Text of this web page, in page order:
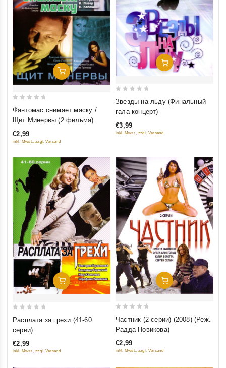
Добавить В Корзину
5
Фантомас снимает маску /
Щит Минервы (2 фильма)
€2,99
inkl. Mwst., zzgl. Versand
Добавить В Корзину
5
Звезды на льду (Финальный
гала-концерт)
€3,99
inkl. Mwst., zzgl. Versand
Добавить В Корзину
5
Расплата за грехи (41-60
серии)
€2,99
inkl. Mwst., zzgl. Versand
Добавить В Корзину
5
Частник (2 серии) (2008) (Реж.
Радда Новикова)
€2,99
inkl. Mwst., zzgl. Versand